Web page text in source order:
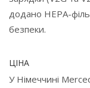
додано HEPA-
безпеки.
ЦІНА
У Німеччині